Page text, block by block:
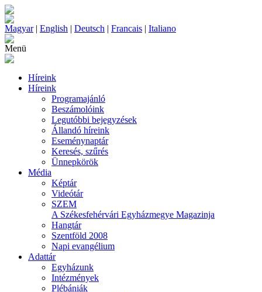
Magyar| English | Deutsch | Francais | Italiano
Menü
Híreink
Híreink
Programajánló
Beszámolóink
Legutóbbi bejegyzések
Állandó híreink
Eseménynaptár
Keresés, szűrés
Ünnepkörök
Média
Képtár
Videótár
SZEM
A Székesfehérvári Egyházmegye Magazinja
Hangtár
Szentföld 2008
Napi evangélium
Adattár
Egyházunk
Intézmények
Plébániák